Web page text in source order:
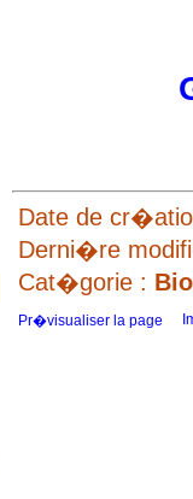
Date de
Derni�re
Cat�gorie :
Pr�visualiser la page